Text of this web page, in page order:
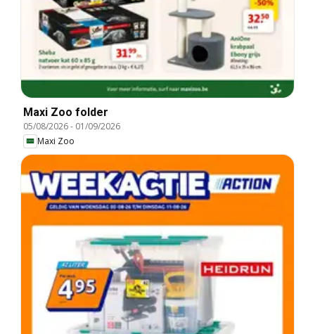
Maxi Zoo folder
05/08/2026- 01/09/2026
Maxi Zoo